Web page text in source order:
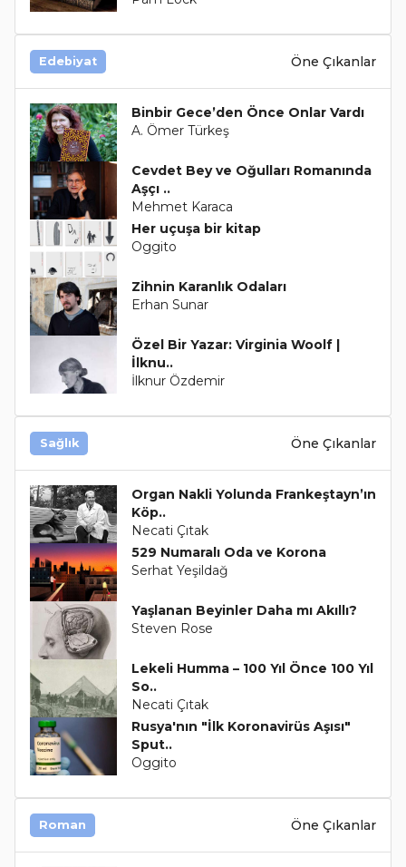
Edebiyat Öne Çıkanlar
Binbir Gece’den Önce Onlar Vardı
A. Ömer Türkeş
Cevdet Bey ve Oğulları Romanında
Aşçı ..
Mehmet Karaca
Her uçuşa bir kitap
Oggito
Zihnin Karanlık Odaları
Erhan Sunar
Özel Bir Yazar: Virginia Woolf |
İlknu..
İlknur Özdemir
Sağlık Öne Çıkanlar
Organ Nakli Yolunda Frankeştayn’ın
Köp..
Necati Çıtak
529 Numaralı Oda ve Korona
Serhat Yeşildağ
Yaşlanan Beyinler Daha mı Akıllı?
Steven Rose
Lekeli Humma – 100 Yıl Önce 100 Yıl
So..
Necati Çıtak
Rusya'nın "İlk Koronavirüs Aşısı"
Sput..
Oggito
Roman Öne Çıkanlar